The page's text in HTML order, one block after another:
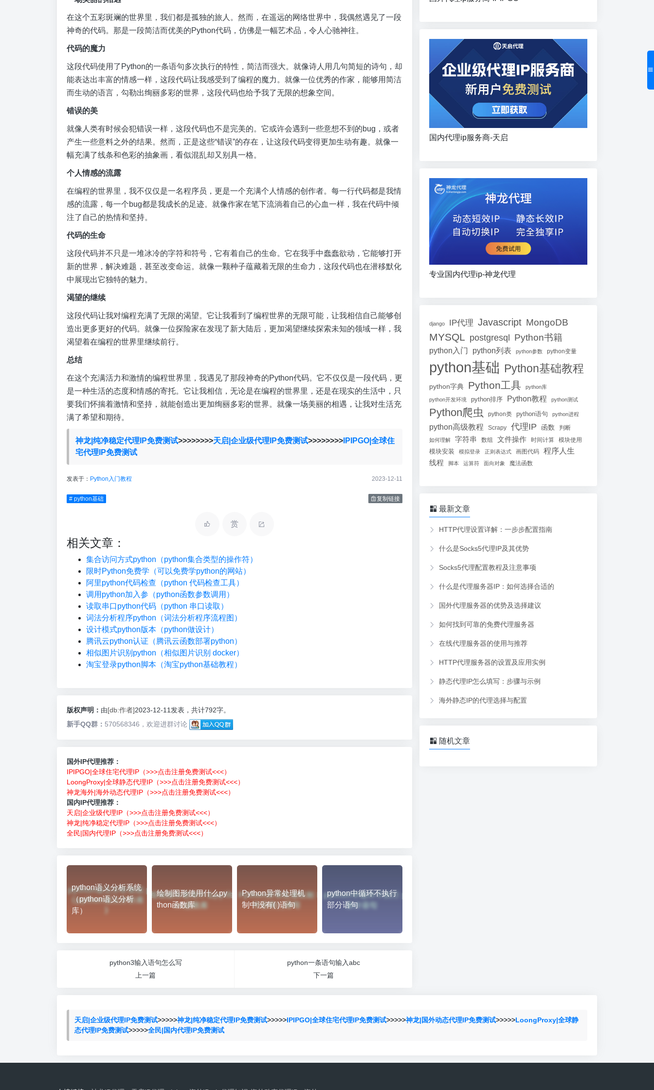
在这个五彩斑斓的世界里，我们都是孤独的旅人。然而，在遥远的网络世界中，我偶然遇见了一段
神奇的代码。那是一段简洁而优美的Python代码，仿佛是一幅艺术品，令人心驰神往。
代码的魔力
这段代码使用了Python的一条语句多次执行的特性，简洁而强大。就像诗人用几句简短的诗句，却
能表达出丰富的情感一样，这段代码让我感受到了编程的魔力。就像一位优秀的作家，能够用简洁
而生动的语言，勾勒出绚丽多彩的世界，这段代码也给予我了无限的想象空间。
错误的美
就像人类有时候会犯错误一样，这段代码也不是完美的。它或许会遇到一些意想不到的bug，或者
产生一些意料之外的结果。然而，正是这些“错误”的存在，让这段代码变得更加生动有趣。就像一
幅充满了线条和色彩的抽象画，看似混乱却又别具一格。
个人情感的流露
在编程的世界里，我不仅仅是一名程序员，更是一个充满个人情感的创作者。每一行代码都是我情
感的流露，每一个bug都是我成长的足迹。就像作家在笔下流淌着自己的心血一样，我在代码中倾
注了自己的热情和坚持。
代码的生命
这段代码并不只是一堆冰冷的字符和符号，它有着自己的生命。它在我手中蠢蠢欲动，它能够打开
新的世界，解决难题，甚至改变命运。就像一颗种子蕴藏着无限的生命力，这段代码也在潜移默化
中展现出它独特的魅力。
渴望的继续
这段代码让我对编程充满了无限的渴望。它让我看到了编程世界的无限可能，让我相信自己能够创
造出更多更好的代码。就像一位探险家在发现了新大陆后，更加渴望继续探索未知的领域一样，我
渴望着在编程的世界里继续前行。
总结
在这个充满活力和激情的编程世界里，我遇见了那段神奇的Python代码。它不仅仅是一段代码，更
是一种生活的态度和情感的寄托。它让我相信，无论是在编程的世界里，还是在现实的生活中，只
要我们怀揣着激情和坚持，就能创造出更加绚丽多彩的世界。就像一场美丽的相遇，让我对生活充
满了希望和期待。
神龙|纯净稳定代理IP免费测试>>>>>>>>天启|企业级代理IP免费测试>>>>>>>>IPIPGO|全球住
宅代理IP免费测试
发表于： Python入门教程 2023-12-11
# python基础 复制链接
赏
相关文章：
集合访问方式python（python集合类型的操作符）
限时Python免费学（可以免费学python的网站）
阿里python代码检查（python 代码检查工具）
调用python加入参（python函数参数调用）
读取串口python代码（python 串口读取）
词法分析程序python（词法分析程序流程图）
设计模式python版本（python做设计）
腾讯云python认证（腾讯云函数部署python）
相似图片识别python（相似图片识别 docker）
淘宝登录python脚本（淘宝python基础教程）
版权声明： 由[db:作者]2023-12-11发表，共计792字。
新手QQ群： 570568346，欢迎进群讨论
国外IP代理推荐：
IPIPGO|全球住宅代理IP（>>>点击注册免费测试<<<）
LoongProxy|全球静态代理IP（>>>点击注册免费测试<<<）
神龙海外|海外动态代理IP（>>>点击注册免费测试<<<）
国内IP代理推荐：
天启|企业级代理IP（>>>点击注册免费测试<<<）
神龙|纯净稳定代理IP（>>>点击注册免费测试<<<）
全民|国内代理IP（>>>点击注册免费测试<<<）
python语义分析系统
（python语义分析
库）
绘制图形使用什么py
thon函数库
Python异常处理机
制中没有( )语句
python中循环不执行
部分语句
python3输入语句怎么写
上一篇
python一条语句输入abc
下一篇
国内代理ip服务商-天启
专业国内代理ip-神龙代理
django IP代理 Javascript MongoDB
MYSQL postgresql Python书籍
python入门 python列表 python参数 python变量
python基础 Python基础教程
python字典 Python工具 python库
python开发环境 python排序 Python教程 python测试
Python爬虫 python类 python语句 python进程
python高级教程 Scrapy 代理IP 函数 判断
如何理解 字符串 数组 文件操作 时间计算 模块使用
模块安装 模拟登录 正则表达式 画图代码 程序人生
线程 脚本 运算符 面向对象 魔法函数
最新文章
HTTP代理设置详解：一步步配置指南
什么是Socks5代理IP及其优势
Socks5代理配置教程及注意事项
什么是代理服务器IP：如何选择合适的
国外代理服务器的优势及选择建议
如何找到可靠的免费代理服务器
在线代理服务器的使用与推荐
HTTP代理服务器的设置及应用实例
静态代理IP怎么填写：步骤与示例
海外静态IP的代理选择与配置
随机文章
天启|企业级代理IP免费测试>>>>>神龙|纯净稳定代理IP免费测试>>>>>IPIPGO|全球住宅代理IP免费测试>>>>>神龙|国外动态代理IP免费测试>>>>>LoongProxy|全球静
态代理IP免费测试>>>>>全民|国内代理IP免费测试